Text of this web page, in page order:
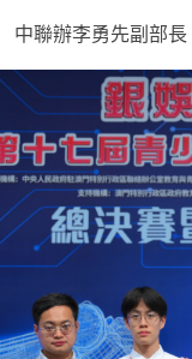
中聯辦李勇先副部